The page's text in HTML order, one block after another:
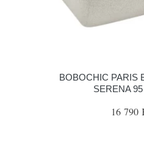
BOBOCHIC PARIS
SERENA
16 790